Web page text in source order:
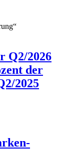
Q2/2026
der
2025